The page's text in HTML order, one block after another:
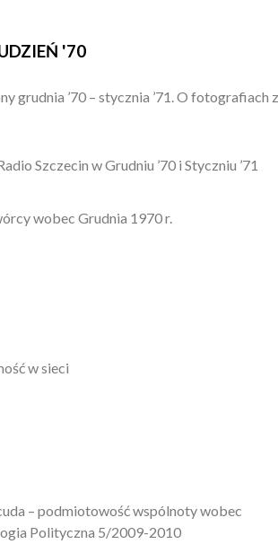
'70
grudnia ’70 – stycznia ’71. O fotografiach z
Szczecin w Grudniu ’70 i Styczniu ’71
wobec Grudnia 1970 r.
w sieci
– podmiotowość wspólnoty wobec
Polityczna 5/2009-2010